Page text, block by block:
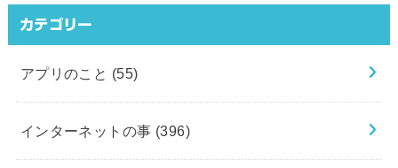
カテゴリー
アプリのこと (55)
インターネットの事 (396)